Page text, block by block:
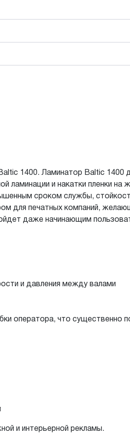
1400. Ламинатор Baltic 1400
ламинации и накатки пленки на
сроком службы,
для печатных компаний,
даже начинающим
и давления между валами
оператора, что существенно
и интерьерной рекламы.